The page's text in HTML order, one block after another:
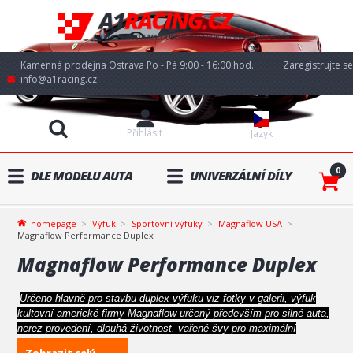
Kamenná prodejna Ostrava Po - Pá 9:00 - 16:00 hod.
info@a1racing.cz
Jazyk
Přihlásit
Zaregistrujte se
DLE MODELU AUTA UNIVERZÁLNÍ DÍLY 0
homepage Výfuk Sportovní výfuky
Magnaflow USA
Magnaflow Performance Duplex
Magnaflow Performance Duplex
Určeno hlavně pro stavbu duplex výfuku viz fotky v galerii, výfuk
kultovní americké firmy Magnaflow určený především pro silné auta,
nerez provedení, dlouhá životnost, vařené švy pro maximální